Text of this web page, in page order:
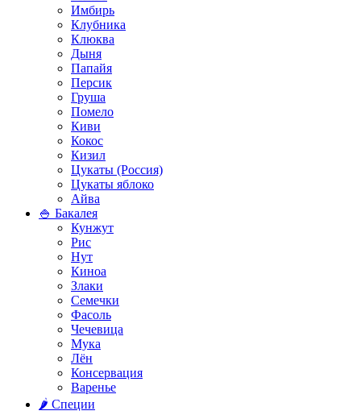
Имбирь
Клубника
Клюква
Дыня
Папайя
Персик
Груша
Помело
Киви
Кокос
Кизил
Цукаты (Россия)
Цукаты яблоко
Айва
🍚 Бакалея
Кунжут
Рис
Нут
Киноа
Злаки
Семечки
Фасоль
Чечевица
Мука
Лён
Консервация
Варенье
🌶️ Специи